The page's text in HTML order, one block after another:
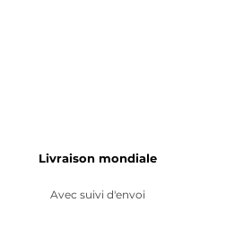
Livraison mondiale
Avec suivi d'envoi